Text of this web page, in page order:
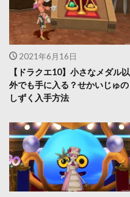
2021年6月16日
【ドラクエ10】小さなメダル以
外でも手に入る？せかいじゅの
しずく入手方法